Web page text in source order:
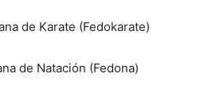
de Karate (Fedokarate)
de Natación (Fedona)